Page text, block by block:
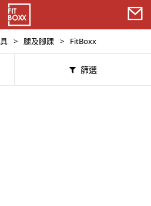
> 腿及腳踝 > FitBoxx
篩選